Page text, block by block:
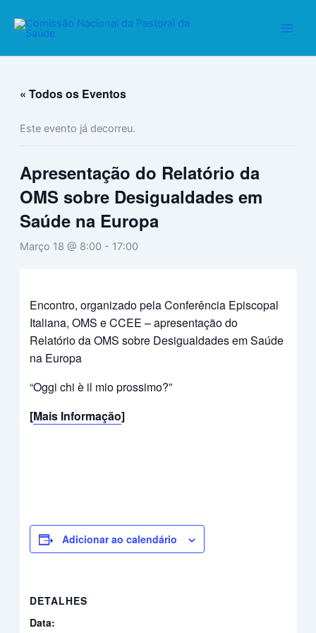
« Todos os Eventos
Este evento já decorreu.
Apresentação do Relatório da
OMS sobre Desigualdades em
Saúde na Europa
Março 18 @ 8:00 - 17:00
Encontro, organizado pela Conferência Episcopal
Italiana, OMS e CCEE – apresentação do
Relatório da OMS sobre Desigualdades em Saúde
na Europa
“Oggi chi è il mio prossimo?”
[Mais Informação]
Adicionar ao calendário
DETALHES
Data: